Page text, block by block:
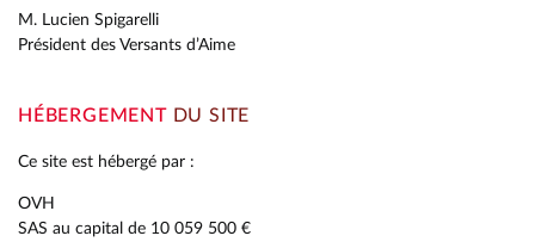
M. Lucien Spigarelli
Président des Versants d’Aime
HÉBERGEMENTDU SITE
Ce site est hébergé par :
OVH
SAS au capital de 10 059 500 €